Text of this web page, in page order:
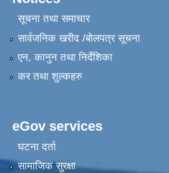
सूचना तथा समाचार
सार्वजनिक खरीद /बोलपत्र सूचना
एन, कानुन तथा निर्देशिका
कर तथा शुल्कहरु
eGov services
घटना दर्ता
सामाजिक सुरक्षा